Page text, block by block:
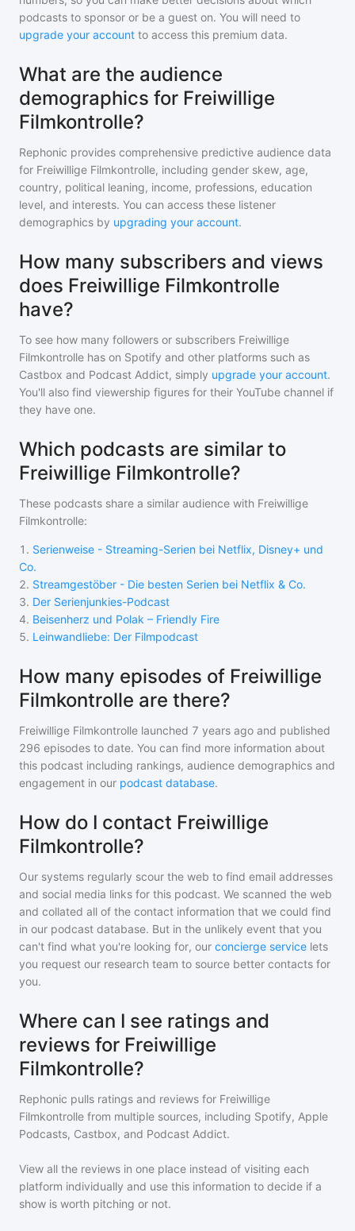
podcasts to sponsor or be a guest on. You will need to
upgrade your account to access this premium data.
What are the audience
demographics for Freiwillige
Filmkontrolle?
Rephonic provides comprehensive predictive audience data
for Freiwillige Filmkontrolle, including gender skew, age,
country, political leaning, income, professions, education
level, and interests. You can access these listener
demographics by upgrading your account.
How many subscribers and views
does Freiwillige Filmkontrolle
have?
To see how many followers or subscribers Freiwillige
Filmkontrolle has on Spotify and other platforms such as
Castbox and Podcast Addict, simply upgrade your account.
You'll also find viewership figures for their YouTube channel if
they have one.
Which podcasts are similar to
Freiwillige Filmkontrolle?
These podcasts share a similar audience with Freiwillige
Filmkontrolle:
1 . Serienweise - Streaming-Serien bei Netflix, Disney+ und
Co.
2. ‎Streamgestöber - Die besten Serien bei Netflix & Co.
3. Der Serienjunkies-Podcast
4. Beisenherz und Polak – Friendly Fire
5. Leinwandliebe: Der Filmpodcast
How many episodes of Freiwillige
Filmkontrolle are there?
Freiwillige Filmkontrolle launched 7 years ago and published
296 episodes to date. You can find more information about
this podcast including rankings, audience demographics and
engagement in our podcast database.
How do I contact Freiwillige
Filmkontrolle?
Our systems regularly scour the web to find email addresses
and social media links for this podcast. We scanned the web
and collated all of the contact information that we could find
in our podcast database. But in the unlikely event that you
can't find what you're looking for, our concierge service lets
you request our research team to source better contacts for
you.
Where can I see ratings and
reviews for Freiwillige
Filmkontrolle?
Rephonic pulls ratings and reviews for Freiwillige
Filmkontrolle from multiple sources, including Spotify, Apple
Podcasts, Castbox, and Podcast Addict.
View all the reviews in one place instead of visiting each
platform individually and use this information to decide if a
show is worth pitching or not.